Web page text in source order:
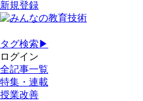
新規登録
タグ検索▶
ログイン
全記事一覧
特集・連載
授業改善